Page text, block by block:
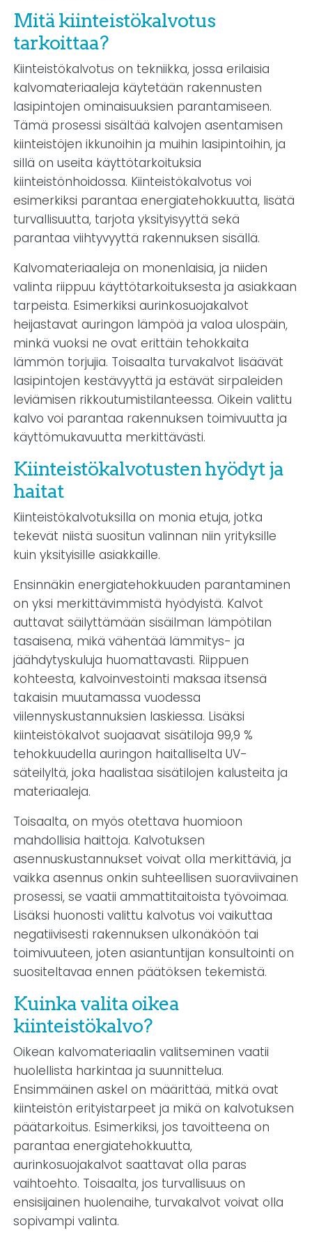
Mitä kiinteistökalvotus
tarkoittaa?
Kiinteistökalvotus on tekniikka, jossa erilaisia
kalvomateriaaleja käytetään rakennusten
lasipintojen ominaisuuksien parantamiseen.
Tämä prosessi sisältää kalvojen asentamisen
kiinteistöjen ikkunoihin ja muihin lasipintoihin, ja
sillä on useita käyttötarkoituksia
kiinteistönhoidossa. Kiinteistökalvotus voi
esimerkiksi parantaa energiatehokkuutta, lisätä
turvallisuutta, tarjota yksityisyyttä sekä
parantaa viihtyvyyttä rakennuksen sisällä.
Kalvomateriaaleja on monenlaisia, ja niiden
valinta riippuu käyttötarkoituksesta ja asiakkaan
tarpeista. Esimerkiksi aurinkosuojakalvot
heijastavat auringon lämpöä ja valoa ulospäin,
minkä vuoksi ne ovat erittäin tehokkaita
lämmön torjujia. Toisaalta turvakalvot lisäävät
lasipintojen kestävyyttä ja estävät sirpaleiden
leviämisen rikkoutumistilanteessa. Oikein valittu
kalvo voi parantaa rakennuksen toimivuutta ja
käyttömukavuutta merkittävästi.
Kiinteistökalvotusten hyödyt ja
haitat
Kiinteistökalvotuksilla on monia etuja, jotka
tekevät niistä suositun valinnan niin yrityksille
kuin yksityisille asiakkaille.
Ensinnäkin energiatehokkuuden parantaminen
on yksi merkittävimmistä hyödyistä. Kalvot
auttavat säilyttämään sisäilman lämpötilan
tasaisena, mikä vähentää lämmitys- ja
jäähdytyskuluja huomattavasti. Riippuen
kohteesta, kalvoinvestointi maksaa itsensä
takaisin muutamassa vuodessa
viilennyskustannuksien laskiessa. Lisäksi
kiinteistökalvot suojaavat sisätiloja 99,9 %
tehokkuudella auringon haitalliselta UV-
säteilyltä, joka haalistaa sisätilojen kalusteita ja
materiaaleja.
Toisaalta, on myös otettava huomioon
mahdollisia haittoja. Kalvotuksen
asennuskustannukset voivat olla merkittäviä, ja
vaikka asennus onkin suhteellisen suoraviivainen
prosessi, se vaatii ammattitaitoista työvoimaa.
Lisäksi huonosti valittu kalvotus voi vaikuttaa
negatiivisesti rakennuksen ulkonäköön tai
toimivuuteen, joten asiantuntijan konsultointi on
suositeltavaa ennen päätöksen tekemistä.
Kuinka valita oikea
kiinteistökalvo?
Oikean kalvomateriaalin valitseminen vaatii
huolellista harkintaa ja suunnittelua.
Ensimmäinen askel on määrittää, mitkä ovat
kiinteistön erityistarpeet ja mikä on kalvotuksen
päätarkoitus. Esimerkiksi, jos tavoitteena on
parantaa energiatehokkuutta,
aurinkosuojakalvot saattavat olla paras
vaihtoehto. Toisaalta, jos turvallisuus on
ensisijainen huolenaihe, turvakalvot voivat olla
sopivampi valinta.